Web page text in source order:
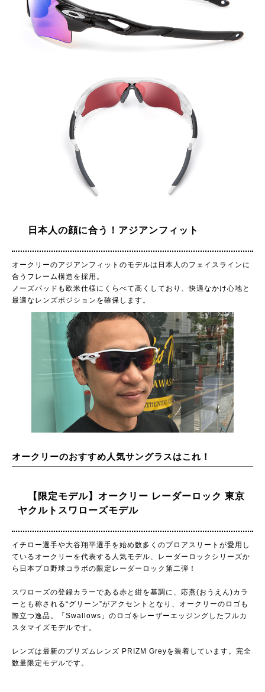
日本人の顔に合う！アジアンフィット
オークリーのアジアンフィットのモデルは日本人のフェイスラインに
合うフレーム構造を採用。
ノーズパッドも欧米仕様にくらべて高くしており、快適なかけ心地と
最適なレンズポジションを確保します。
オークリーのおすすめ人気サングラスはこれ！
【限定モデル】オークリー レーダーロック 東京
ヤクルトスワローズモデル
イチロー選手や大谷翔平選手を始め数多くのプロアスリートが愛用し
ているオークリーを代表する人気モデル、レーダーロックシリーズか
ら日本プロ野球コラボの限定レーダーロック第二弾！
スワローズの登録カラーである赤と紺を基調に、応燕(おうえん)カラ
ーとも称される“グリーン”がアクセントとなり、オークリーのロゴも
際立つ逸品。「Swallows」のロゴをレーザーエッジングしたフルカ
スタマイズモデルです。
レンズは最新のプリズムレンズ PRIZM Greyを装着しています。完全
数量限定モデルです。